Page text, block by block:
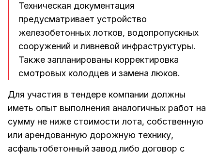
Техническая документация
предусматривает устройство
железобетонных лотков, водопропускных
сооружений и ливневой инфраструктуры.
Также запланированы корректировка
смотровых колодцев и замена люков.
Для участия в тендере компании должны
иметь опыт выполнения аналогичных работ на
сумму не ниже стоимости лота, собственную
или арендованную дорожную технику,
асфальтобетонный завод либо договор с